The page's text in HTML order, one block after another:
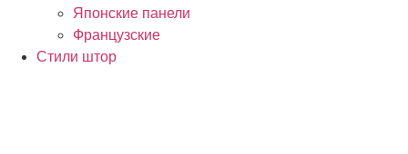
Японские панели
Французские
Стили штор